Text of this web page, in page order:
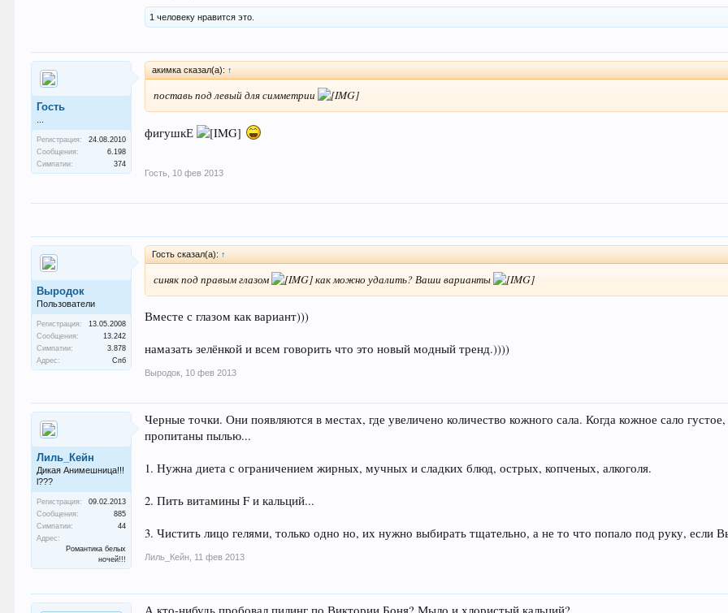
1 человеку нравится это.
Гость
Регистрация:
24.08.2010
Сообщения:
6.198
Симпатии:
374
акимка сказал(а): ↑
поставь под левый для симметрии
фигушкЕ
Гость 10 фев 2013
Выродок
Пользователи
Регистрация:
13.05.2008
Сообщения:
13.242
Симпатии:
3.878
Адрес:
Спб
Гость сказал(а): ↑
синяк под правым глазом как можно удалить? Ваши варианты
Вместе с глазом как вариант)))
намазать зелёнкой и всем говорить что это новый модный тренд.))))
Выродок 10 фев 2013
Лиль_Кейн
Дикая Анимешница!!!
l???
Регистрация:
09.02.2013
Сообщения:
885
Симпатии:
44
Адрес:
Романтика белых
ночей!!!
Черные точки. Они появляются в местах, где увеличено количество кожного сала. Когда кожное сало
пропитаны пылью...
1. Нужна диета с ограничением жирных, мучных и сладких блюд, острых, копченых, алкоголя.
2. Пить витамины F и кальций...
3. Чистить лицо гелями, только одно но, их нужно выбирать тщательно, а не то что попало под руку,
Лиль_Кейн 11 фев 2013
А кто-нибудь пробовал пилинг по Виктории Боня? Мыло и хлористый кальций?